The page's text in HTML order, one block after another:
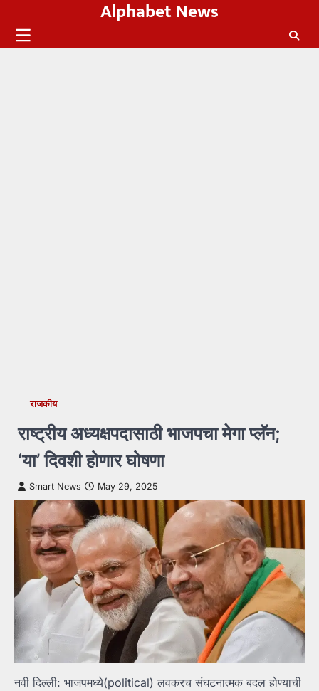
content
Alphabet News
राजकीय
राष्ट्रीय अध्यक्षपदासाठी भाजपचा मेगा प्लॅन;
‘या’ दिवशी होणार घोषणा
Smart News May 29, 2025
नवी दिल्ली: भाजपमध्ये(political) लवकरच संघटनात्मक बदल होण्याची